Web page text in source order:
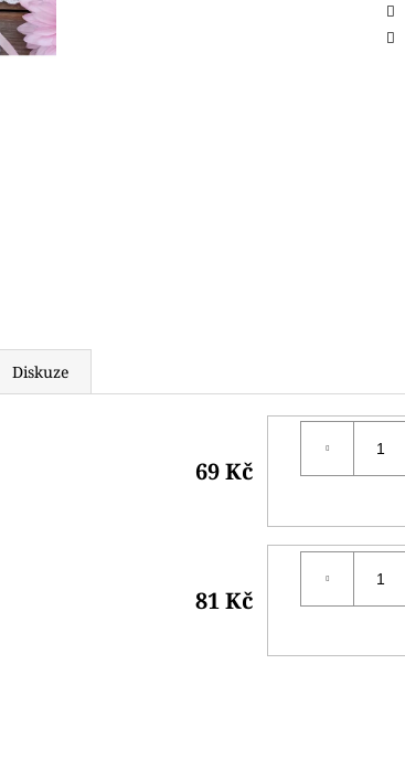
Diskuze
69 Kč
81 Kč
VYKRAJOVÁTKO MEDVÍDEK
89 Kč